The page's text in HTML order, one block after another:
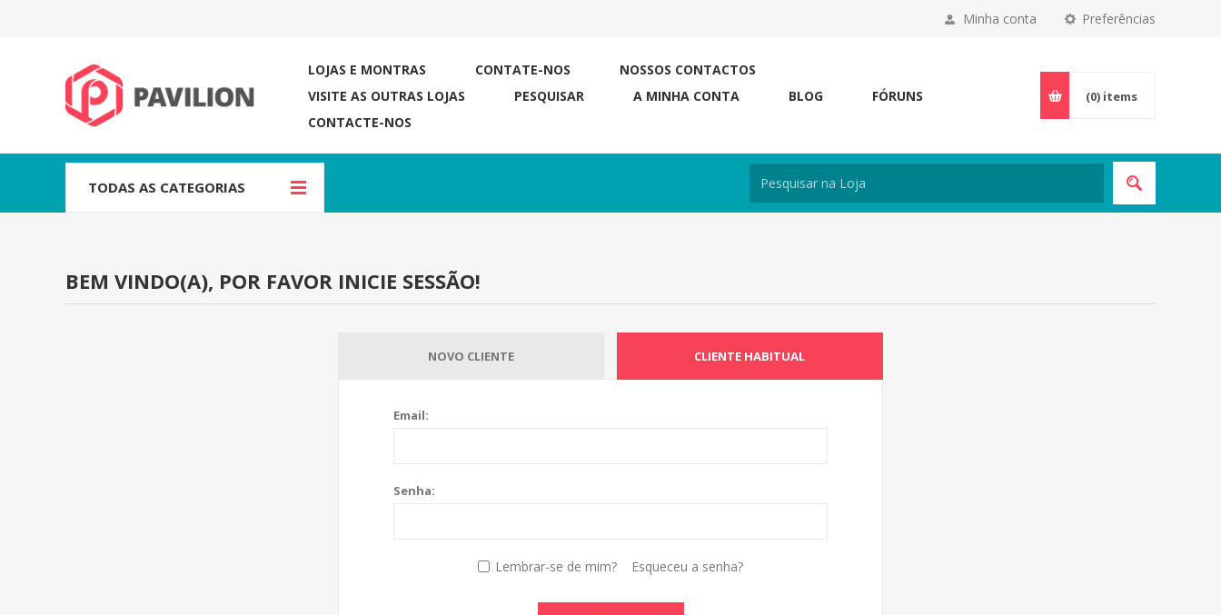
Preferências
Minha conta
LOJAS E MONTRAS CONTATE-NOS
NOSSOS CONTACTOS
VISITE AS OUTRAS LOJAS
PESQUISAR A MINHA CONTA BLOG
FÓRUNS
CONTACTE-NOS
(0) items
TODAS AS CATEGORIAS
BEM VINDO(A), POR FAVOR INICIE SESSÃO!
NOVO CLIENTE CLIENTE HABITUAL
Email:
Senha:
Lembrar-se de mim? Esqueceu a senha?